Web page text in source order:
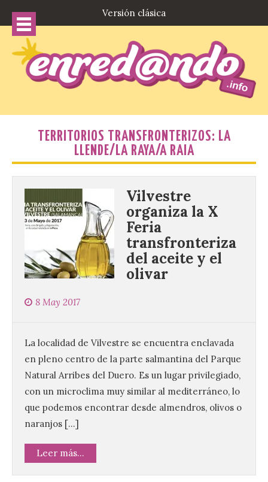
Versión clásica
TERRITORIOS TRANSFRONTERIZOS: LA
LLENDE/LA RAYA/A RAIA
Vilvestre
organiza la X
Feria
transfronteriza
del aceite y el
olivar
8 May 2017
La localidad de Vilvestre se encuentra enclavada
en pleno centro de la parte salmantina del Parque
Natural Arribes del Duero. Es un lugar privilegiado,
con un microclima muy similar al mediterráneo, lo
que podemos encontrar desde almendros, olivos o
naranjos […]
Leer más...